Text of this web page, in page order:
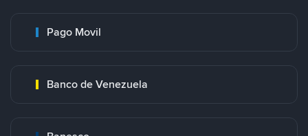
Pago Movil
Banco de Venezuela